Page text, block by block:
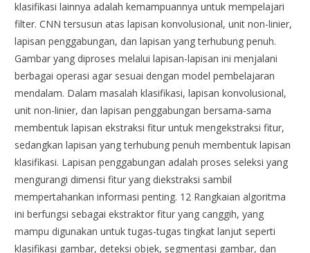
klasifikasi lainnya adalah kemampuannya untuk mempelajari
filter. CNN tersusun atas lapisan konvolusional, unit non-linier,
lapisan penggabungan, dan lapisan yang terhubung penuh.
Gambar yang diproses melalui lapisan-lapisan ini menjalani
berbagai operasi agar sesuai dengan model pembelajaran
mendalam. Dalam masalah klasifikasi, lapisan konvolusional,
unit non-linier, dan lapisan penggabungan bersama-sama
membentuk lapisan ekstraksi fitur untuk mengekstraksi fitur,
sedangkan lapisan yang terhubung penuh membentuk lapisan
klasifikasi. Lapisan penggabungan adalah proses seleksi yang
mengurangi dimensi fitur yang diekstraksi sambil
mempertahankan informasi penting. 12 Rangkaian algoritma
ini berfungsi sebagai ekstraktor fitur yang canggih, yang
mampu digunakan untuk tugas-tugas tingkat lanjut seperti
klasifikasi gambar, deteksi objek, segmentasi gambar, dan